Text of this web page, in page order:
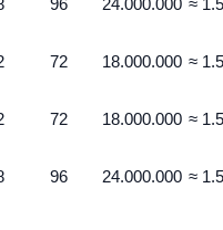
72 18.000.000 ≈
72 18.000.000 ≈
96 24.000.000 ≈